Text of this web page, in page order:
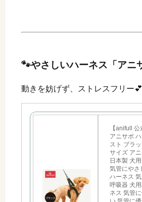
🐾やさしいハーネス「アニ
動きを妨げず、ストレスフリー💕
【anifull 公
アニサポ
スト ブラ
サイズ ア
日本製 犬
気管にやさ
ハーネス
呼吸器 犬
ネス 気管